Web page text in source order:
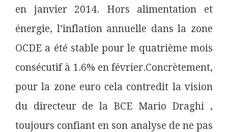
en janvier 2014. Hors alimentation et
énergie, l’inflation annuelle dans la zone
OCDE a été stable pour le quatrième mois
consécutif à 1.6% en février.Concrètement,
pour la zone euro cela contredit la vision
du directeur de la BCE Mario Draghi ,
toujours confiant en son analyse de ne pas